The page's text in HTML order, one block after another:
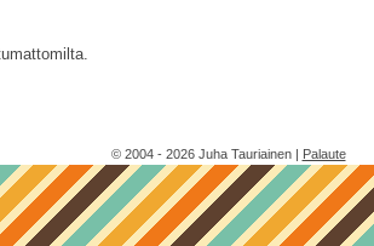
© 2004 - 2026 Juha Tauriainen | Palaute